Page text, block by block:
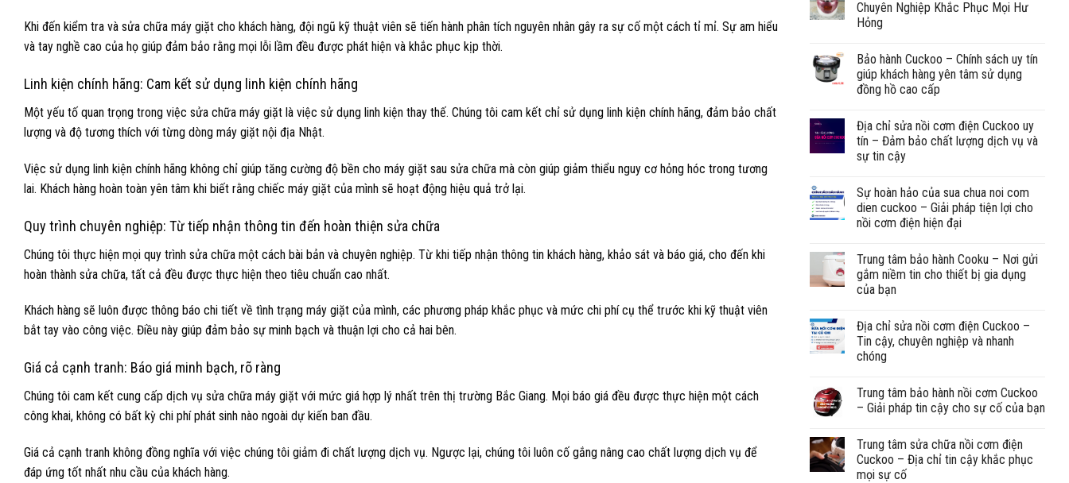
Khi đến kiểm tra và sửa chữa máy giặt cho khách hàng, đội ngũ kỹ thuật viên sẽ tiến hành phân tích nguyên nhân gây ra sự cố một cách tỉ mỉ. Sự am hiểu
và tay nghề cao của họ giúp đảm bảo rằng mọi lỗi lầm đều được phát hiện và khắc phục kịp thời.
Linh kiện chính hãng: Cam kết sử dụng linh kiện chính hãng
Một yếu tố quan trọng trong việc sửa chữa máy giặt là việc sử dụng linh kiện thay thế. Chúng tôi cam kết chỉ sử dụng linh kiện chính hãng, đảm bảo chất
lượng và độ tương thích với từng dòng máy giặt nội địa Nhật.
Việc sử dụng linh kiện chính hãng không chỉ giúp tăng cường độ bền cho máy giặt sau sửa chữa mà còn giúp giảm thiểu nguy cơ hỏng hóc trong tương
lai. Khách hàng hoàn toàn yên tâm khi biết rằng chiếc máy giặt của mình sẽ hoạt động hiệu quả trở lại.
Quy trình chuyên nghiệp: Từ tiếp nhận thông tin đến hoàn thiện sửa chữa
Chúng tôi thực hiện mọi quy trình sửa chữa một cách bài bản và chuyên nghiệp. Từ khi tiếp nhận thông tin khách hàng, khảo sát và báo giá, cho đến khi
hoàn thành sửa chữa, tất cả đều được thực hiện theo tiêu chuẩn cao nhất.
Khách hàng sẽ luôn được thông báo chi tiết về tình trạng máy giặt của mình, các phương pháp khắc phục và mức chi phí cụ thể trước khi kỹ thuật viên
bắt tay vào công việc. Điều này giúp đảm bảo sự minh bạch và thuận lợi cho cả hai bên.
Giá cả cạnh tranh: Báo giá minh bạch, rõ ràng
Chúng tôi cam kết cung cấp dịch vụ sửa chữa máy giặt với mức giá hợp lý nhất trên thị trường Bắc Giang. Mọi báo giá đều được thực hiện một cách
công khai, không có bất kỳ chi phí phát sinh nào ngoài dự kiến ban đầu.
Giá cả cạnh tranh không đồng nghĩa với việc chúng tôi giảm đi chất lượng dịch vụ. Ngược lại, chúng tôi luôn cố gắng nâng cao chất lượng dịch vụ để
đáp ứng tốt nhất nhu cầu của khách hàng.
Chuyên Nghiệp Khắc Phục Mọi Hư
Hỏng
Bảo hành Cuckoo – Chính sách uy tín
giúp khách hàng yên tâm sử dụng
đồng hồ cao cấp
Địa chỉ sửa nồi cơm điện Cuckoo uy
tín – Đảm bảo chất lượng dịch vụ và
sự tin cậy
Sự hoàn hảo của sua chua noi com
dien cuckoo – Giải pháp tiện lợi cho
nồi cơm điện hiện đại
Trung tâm bảo hành Cooku – Nơi gửi
gắm niềm tin cho thiết bị gia dụng
của bạn
Địa chỉ sửa nồi cơm điện Cuckoo –
Tin cậy, chuyên nghiệp và nhanh
chóng
Trung tâm bảo hành nồi cơm Cuckoo
– Giải pháp tin cậy cho sự cố của bạn
Trung tâm sửa chữa nồi cơm điện
Cuckoo – Địa chỉ tin cậy khắc phục
mọi sự cố